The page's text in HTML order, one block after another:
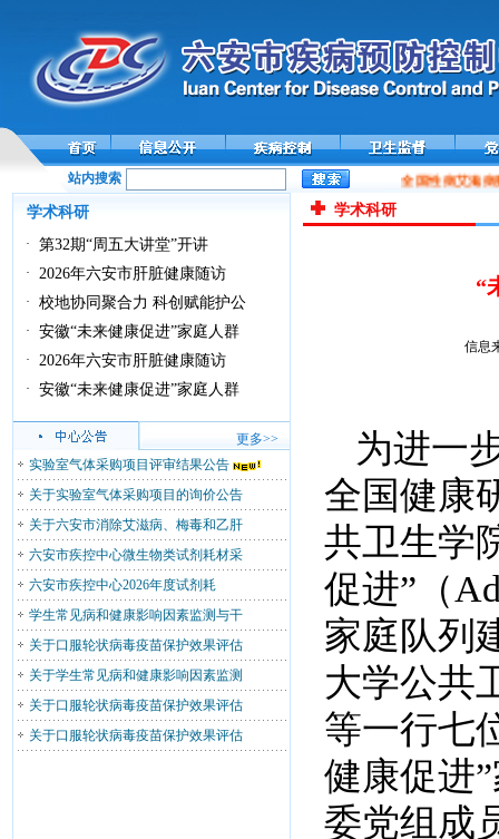
站内搜索 全国性病艾滋病
学术科研
· 第32期“周五大讲堂”开讲
· 2026年六安市肝脏健康随访
· 校地协同聚合力 科创赋能护公
· 安徽“未来健康促进”家庭人群
· 2026年六安市肝脏健康随访
· 安徽“未来健康促进”家庭人群
更多>>
实验室气体采购项目评审结果公告
关于实验室气体采购项目的询价公告
关于六安市消除艾滋病、梅毒和乙肝
六安市疾控中心微生物类试剂耗材采
六安市疾控中心2026年度试剂耗
学生常见病和健康影响因素监测与干
关于口服轮状病毒疫苗保护效果评估
关于学生常见病和健康影响因素监测
关于口服轮状病毒疫苗保护效果评估
关于口服轮状病毒疫苗保护效果评估
学术科研
“
信息
为进一
全国健康
共卫生学
促进”（
家庭队列
大学公共
等一行七
健康促进
委党组成